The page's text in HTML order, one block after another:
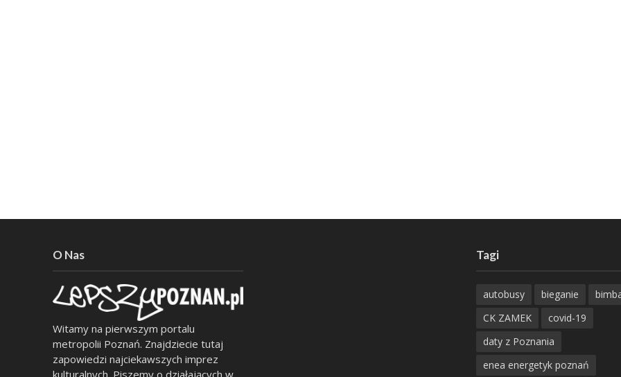
O Nas
Witamy na pierwszym portalu
metropolii Poznań. Znajdziecie tutaj
zapowiedzi najciekawszych imprez
kulturalnych. Piszemy o działających w
Tagi
autobusy bieganie
CK ZAMEK
covid-19
daty z Poznania
enea energetyk poznań